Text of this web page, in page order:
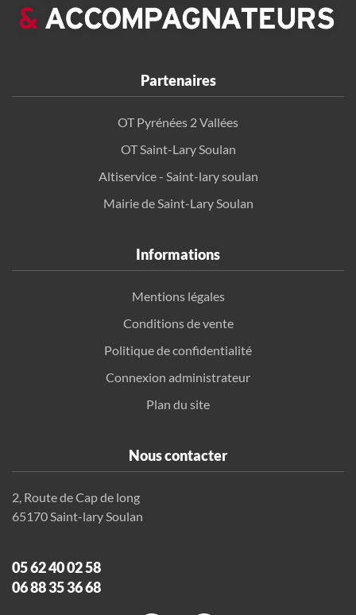
Partenaires
OT Pyrénées 2 Vallées
OT Saint-Lary Soulan
Altiservice - Saint-lary soulan
Mairie de Saint-Lary Soulan
Informations
Mentions légales
Conditions de vente
Politique de confidentialité
Connexion administrateur
Plan du site
Nous contacter
2, Route de Cap de long
65170 Saint-lary Soulan
05 62 40 02 58
06 88 35 36 68